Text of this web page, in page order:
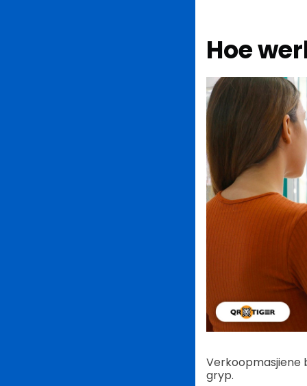
Hoe
Verkoopmasjiene
gryp.